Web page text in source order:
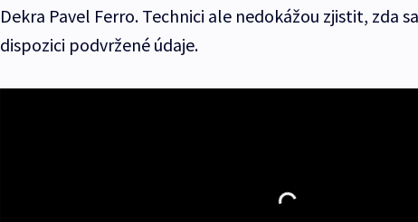
Dekra Pavel Ferro. Technici ale nedokážou zjistit, zda
dispozici podvržené údaje.